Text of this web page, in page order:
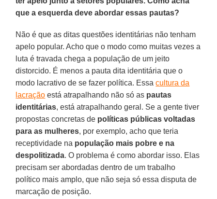
que a esquerda deve abordar essas pautas?
Não é que as ditas questões identitárias não tenham
apelo popular. Acho que o modo como muitas vezes a
luta é travada chega a população de um jeito
distorcido. É menos a pauta dita identitária que o
modo lacrativo de se fazer política. Essacultura da
lacração está atrapalhando não só as pautas
identitárias, está atrapalhando geral. Se a gente tiver
propostas concretas de políticas públicas voltadas
para as mulheres, por exemplo, acho que teria
receptividade na população mais pobre e na
despolitizada. O problema é como abordar isso. Elas
precisam ser abordadas dentro de um trabalho
político mais amplo, que não seja só essa disputa de
marcação de posição.